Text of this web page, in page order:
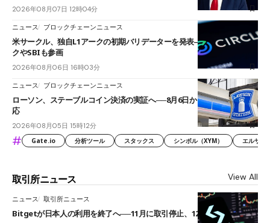
2026年08月07日 12時04分
ニュース ブロックチェーンニュース
米サークル、独自L1アークの初期バリデーターを発表――ブラックロッ
クやSBIも参画
2026年08月06日 16時03分
ニュース ブロックチェーンニュース
ローソン、ステーブルコイン決済の実証へ──8月6日からJPYCやUSDC対
応
2026年08月05日 15時12分
# Gate.io 分析ツール スタックス シンボル（XYM） エルサル
取引所ニュース View All
ニュース 取引所ニュース
Bitgetが日本人の利用を終了へ──11月に取引停止、12月末に強制決済